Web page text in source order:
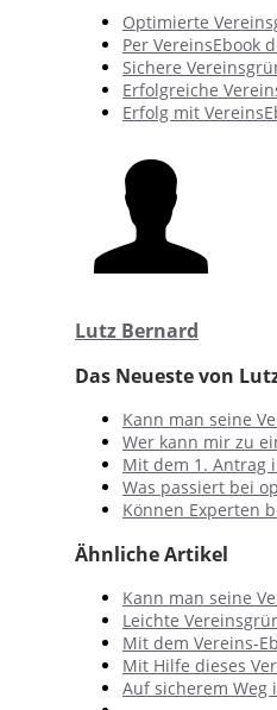
Optimierte
Per VereinsEbook
Sichere
Erfolgreiche
Erfolg mit
Lutz Bernard
Das Neueste von
Kann man seine
Wer kann mir zu
Mit dem 1. Antrag
Was passiert bei
Können Experten
Ähnliche Artikel
Kann man seine
Leichte
Mit dem Vereins-
Mit Hilfe dieses
Auf sicherem Weg